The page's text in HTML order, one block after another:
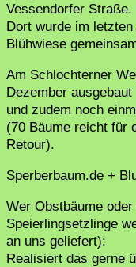
Vessendorfer Straße.
Dort wurde im
Blühwiese
Am Schlochterner
Dezember ausgebaut
und zudem noch
(70 Bäume reicht für
Retour).
Sperberbaum.de +
Wer Obstbäume
Speierlingsetzlinge
an uns geliefert):
Realisiert das gerne